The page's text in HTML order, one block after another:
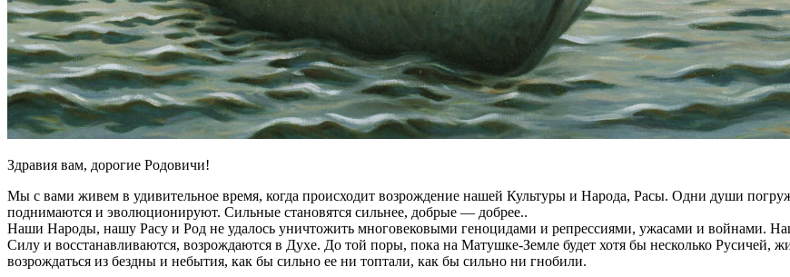
Здравия вам, дорогие Родовичи!
Мы с вами живем в удивительное время, когда происходит возрождение нашей Культуры и Народа, Расы. Одни души
поднимаются и эволюционируют. Сильные становятся сильнее, добрые — добрее..
Наши Народы, нашу Расу и Род не удалось уничтожить многовековыми геноцидами и репрессиями, ужасами и войнами.
Силу и восстанавливаются, возрождаются в Духе. До той поры, пока на Матушке-Земле будет хотя бы несколько Русичей,
возрождаться из бездны и небытия, как бы сильно ее ни топтали, как бы сильно ни гнобили.